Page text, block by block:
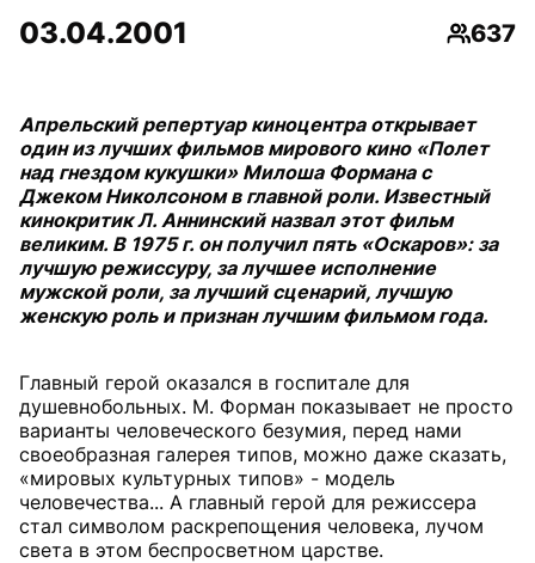
03.04.2001
637
Апрельский репертуар киноцентра открывает
один из лучших фильмов мирового кино «Полет
над гнездом кукушки» Милоша Формана с
Джеком Николсоном в главной роли. Известный
кинокритик Л. Аннинский назвал этот фильм
великим. В 1975 г. он получил пять «Оскаров»: за
лучшую режиссуру, за лучшее исполнение
мужской роли, за лучший сценарий, лучшую
женскую роль и признан лучшим фильмом года.
Главный герой оказался в госпитале для
душевнобольных. М. Форман показывает не просто
варианты человеческого безумия, перед нами
своеобразная галерея типов, можно даже сказать,
«мировых культурных типов» - модель
человечества... А главный герой для режиссера
стал символом раскрепощения человека, лучом
света в этом беспросветном царстве.